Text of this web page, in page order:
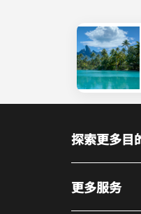
探索更多目
更多服务